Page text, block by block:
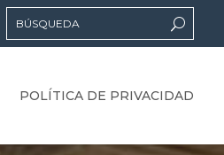
POLÍTICA DE PRIVACIDAD